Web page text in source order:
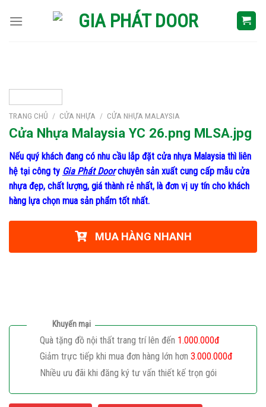
TRANG CHỦ / CỬA NHỰA / CỬA NHỰA MALAYSIA
Cửa Nhựa Malaysia YC 26.png MLSA.jpg
Nếu quý khách đang có nhu cầu lắp đặt cửa nhựa Malaysia thì liên
hệ tại công ty Gia Phát Doorchuyên sản xuất cung cấp mẫu cửa
nhựa đẹp, chất lượng, giá thành rẻ nhất, là đơn vị uy tín cho khách
hàng lựa chọn mua sản phẩm tốt nhất.
MUA HÀNG NHANH
Khuyến mại
Quà tặng đồ nội thất trang trí lên đến 1.000.000đ
Giảm trực tiếp khi mua đơn hàng lớn hơn 3.000.000đ
Nhiều ưu đãi khi đăng ký tư vấn thiết kế trọn gói